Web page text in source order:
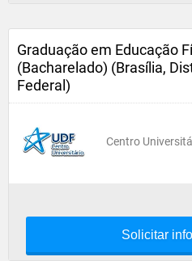
Graduação em Educação
(Bacharelado) (Brasília,
Federal)
Centro
Solicitar